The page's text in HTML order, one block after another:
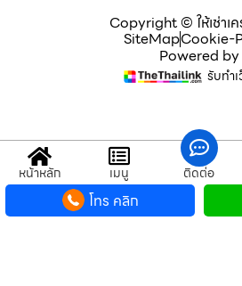
Copyright © ให้เช่าเ
SiteMapCookie-
Powered by
รับทำ
หน้าหลัก เมนู ติดต่อ
โทร คลิก